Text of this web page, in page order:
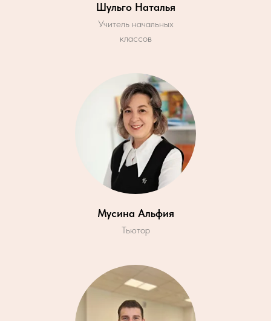
Шульго Наталья
Учитель начальных
классов
Мусина Альфия
Тьютор